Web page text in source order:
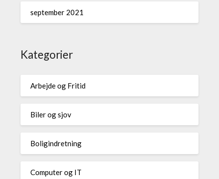
september 2021
Kategorier
Arbejde og Fritid
Biler og sjov
Boligindretning
Computer og IT